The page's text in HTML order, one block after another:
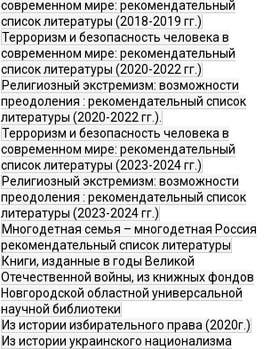
современном мире: рекомендательный
список литературы (2018-2019 гг.)
Терроризм и безопасность человека в
современном мире: рекомендательный
список литературы (2020-2022 гг.)
Религиозный экстремизм: возможности
преодоления : рекомендательный список
литературы (2020-2022 гг.).
Терроризм и безопасность человека в
современном мире: рекомендательный
список литературы (2023-2024 гг.)
Религиозный экстремизм: возможности
преодоления : рекомендательный список
литературы (2023-2024 гг.)
Многодетная семья – многодетная Россия
рекомендательный список литературы
Книги, изданные в годы Великой
Отечественной войны, из книжных фондов
Новгородской областной универсальной
научной библиотеки
Из истории избирательного права (2020г.)
Из истории украинского национализма